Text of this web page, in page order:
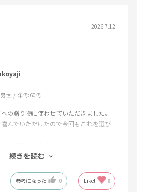
2026.7.12
男性 年代:60代
の贈り物に使わせていただきました。
んでいただけたので今回もこれを選び
い方には丁度いいようです。
続きを読む
参考になった 0 Like! 0